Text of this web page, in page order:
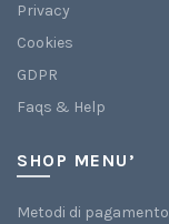
Privacy
Cookies
GDPR
Faqs & Help
SHOP MENU’
Metodi di pagamento